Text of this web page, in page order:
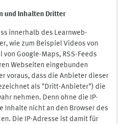
und Inhalten Dritter
innerhalb des Learnweb-
wie zum Beispiel Videos von
von Google-Maps, RSS-Feeds
Webseiten eingebunden
voraus, dass die Anbieter dieser
als "Dritt-Anbieter") die
nehmen. Denn ohne die IP-
Inhalte nicht an den Browser des
Die IP-Adresse ist damit für